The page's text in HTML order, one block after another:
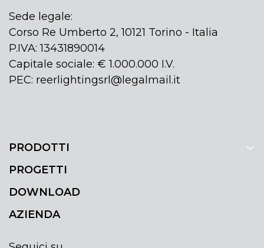
Sede legale:
Corso Re Umberto 2, 10121 Torino - Italia
P.IVA: 13431890014
Capitale sociale: € 1.000.000 I.V.
PEC: reerlightingsrl@legalmail.it
PRODOTTI
PROGETTI
DOWNLOAD
AZIENDA